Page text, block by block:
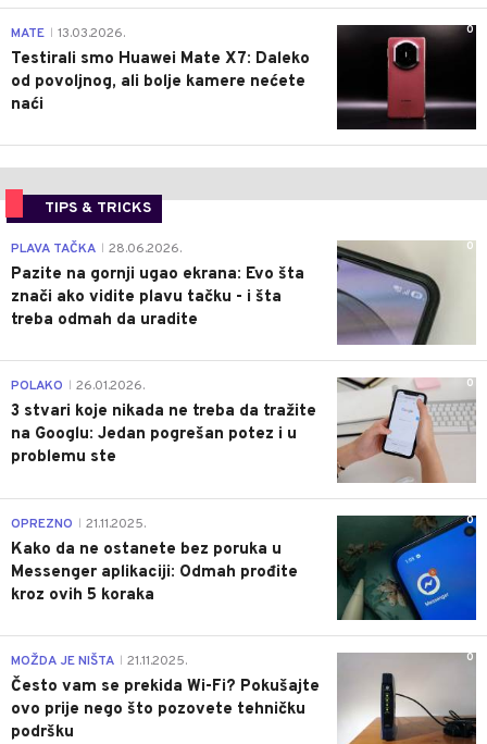
0
MATE 13.03.2026.
Testirali smo Huawei Mate X7: Daleko
od povoljnog, ali bolje kamere nećete
naći
TIPS & TRICKS
0
PLAVA TAČKA 28.06.2026.
Pazite na gornji ugao ekrana: Evo šta
znači ako vidite plavu tačku - i šta
treba odmah da uradite
0
POLAKO 26.01.2026.
3 stvari koje nikada ne treba da tražite
na Googlu: Jedan pogrešan potez i u
problemu ste
0
OPREZNO 21.11.2025.
Kako da ne ostanete bez poruka u
Messenger aplikaciji: Odmah prođite
kroz ovih 5 koraka
0
MOŽDA JE NIŠTA 21.11.2025.
Često vam se prekida Wi-Fi? Pokušajte
ovo prije nego što pozovete tehničku
podršku